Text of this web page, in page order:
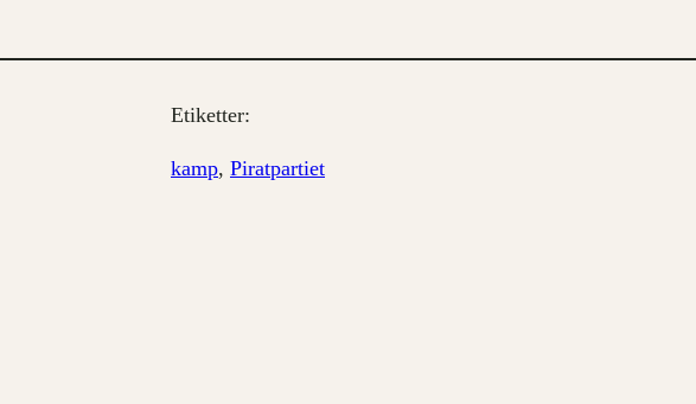
Etiketter:
kamp, Piratpartiet